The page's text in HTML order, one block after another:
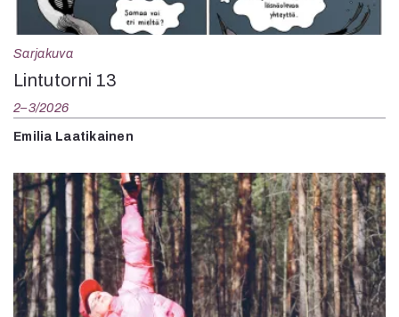
Sarjakuva
Lintutorni 13
2–3/2026
Emilia Laatikainen